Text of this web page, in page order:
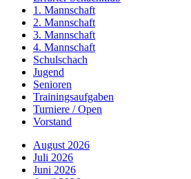
1. Mannschaft
2. Mannschaft
3. Mannschaft
4. Mannschaft
Schulschach
Jugend
Senioren
Trainingsaufgaben
Turniere / Open
Vorstand
August 2026
Juli 2026
Juni 2026